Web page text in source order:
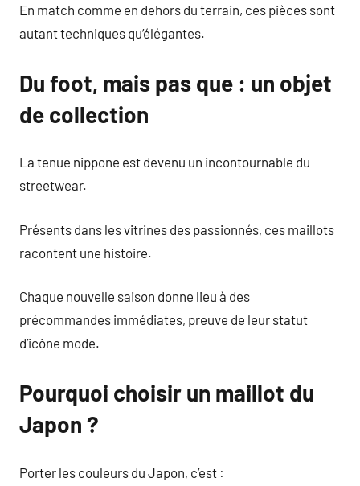
En match comme en dehors du terrain, ces pièces sont
autant techniques qu’élégantes.
Du foot, mais pas que : un objet
de collection
La tenue nippone est devenu un incontournable du
streetwear.
Présents dans les vitrines des passionnés, ces maillots
racontent une histoire.
Chaque nouvelle saison donne lieu à des
précommandes immédiates, preuve de leur statut
d’icône mode.
Pourquoi choisir un maillot du
Japon ?
Porter les couleurs du Japon, c’est :